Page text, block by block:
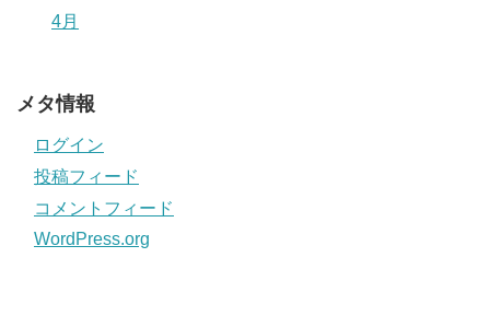
4月
メタ情報
ログイン
投稿フィード
コメントフィード
WordPress.org